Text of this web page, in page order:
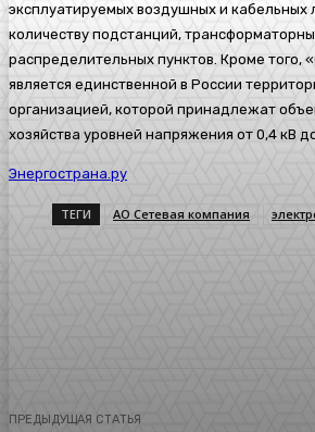
эксплуатируемых воздушных и кабельных
количеству подстанций,
распределительных пунктов. Кроме того,
является единственной в России
организацией, которой принадлежат
хозяйства уровней напряжения от 0,4 кВ
Энергострана.ру
ТЕГИ АО Сетевая компания
ПРЕДЫДУЩАЯ СТАТЬЯ